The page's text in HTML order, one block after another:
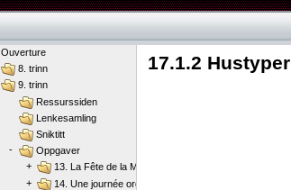
17.1.2 Hustyper
Ouverture
8. trinn
9. trinn
Ressurssiden
Lenkesamling
Sniktitt
-
Oppgaver
+
13. La Fête de la Musique
+
14. Une journée ordinaire